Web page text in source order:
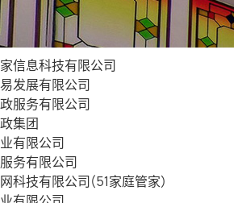
信息科技有限公司
发展有限公司
服务有限公司
集团
有限公司
务有限公司
科技有限公司(51家庭管家）